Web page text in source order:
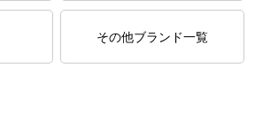
その他ブランド一覧